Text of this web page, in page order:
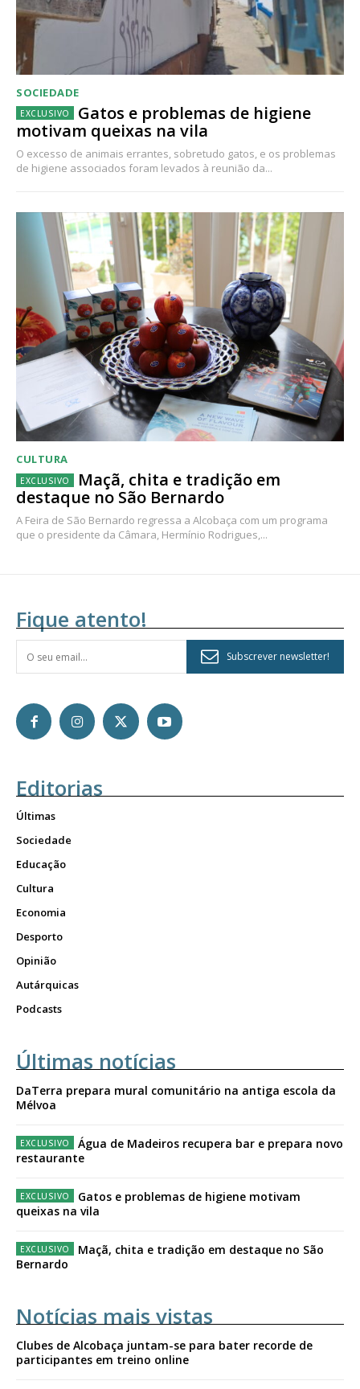
SOCIEDADE
Gatos e problemas de higiene
motivam queixas na vila
O excesso de animais errantes, sobretudo gatos, e os problemas
de higiene associados foram levados à reunião da...
CULTURA
Maçã, chita e tradição em
destaque no São Bernardo
A Feira de São Bernardo regressa a Alcobaça com um programa
que o presidente da Câmara, Hermínio Rodrigues,...
Fique atento!
Subscrever newsletter!
Editorias
Últimas
Sociedade
Educação
Cultura
Economia
Desporto
Opinião
Autárquicas
Podcasts
Últimas notícias
DaTerra prepara mural comunitário na antiga escola da
Mélvoa
Água de Madeiros recupera bar e prepara novo
restaurante
Gatos e problemas de higiene motivam
queixas na vila
Maçã, chita e tradição em destaque no São
Bernardo
Notícias mais vistas
Clubes de Alcobaça juntam-se para bater recorde de
participantes em treino online